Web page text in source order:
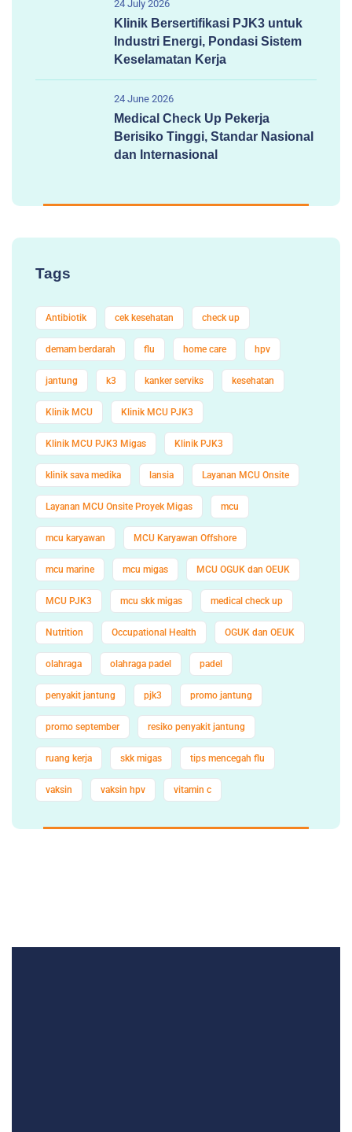
24 July 2026
Klinik Bersertifikasi PJK3 untuk
Industri Energi, Pondasi Sistem
Keselamatan Kerja
24 June 2026
Medical Check Up Pekerja
Berisiko Tinggi, Standar Nasional
dan Internasional
Tags
Antibiotik cek kesehatan check up
demam berdarah flu home care hpv
jantung k3 kanker serviks kesehatan
Klinik MCU Klinik MCU PJK3
Klinik MCU PJK3 Migas Klinik PJK3
klinik sava medika lansia Layanan MCU Onsite
Layanan MCU Onsite Proyek Migas mcu
mcu karyawan MCU Karyawan Offshore
mcu marine mcu migas MCU OGUK dan OEUK
MCU PJK3 mcu skk migas medical check up
Nutrition Occupational Health OGUK dan OEUK
olahraga olahraga padel padel
penyakit jantung pjk3 promo jantung
promo september resiko penyakit jantung
ruang kerja skk migas tips mencegah flu
vaksin vaksin hpv vitamin c